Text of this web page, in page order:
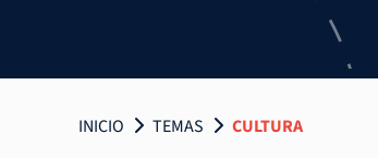
INICIO TEMAS CULTURA